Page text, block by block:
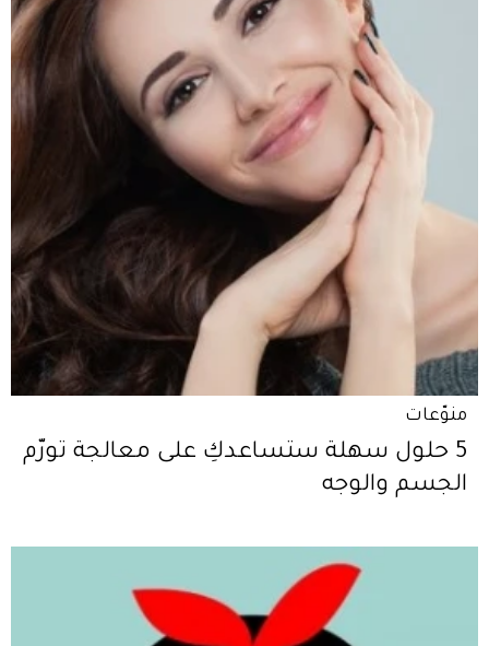
منوّعات
5 حلول سهلة ستساعدكِ على معالجة تورّم
الجسم والوجه